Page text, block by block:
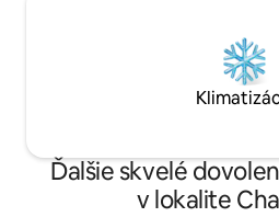
Ďalšie skvelé
v lokalite